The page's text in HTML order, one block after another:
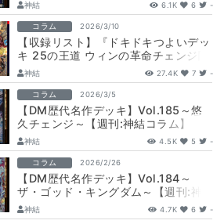
神結 6.1K 6 -
コラム 2026/3/10
【収録リスト】『ドキドキつよいデッ
キ 25の王道 ウィンの革命チェンジ闇
自然アビスデッキ』最速攻略！
【DM26…
神結 27.4K 7 -
コラム 2026/3/5
【DM歴代名作デッキ】Vol.185～悠
久チェンジ～【週刊:神結コラム】
神結 4.5K 5 -
コラム 2026/2/26
【DM歴代名作デッキ】Vol.184～
ザ・ゴッド・キングダム～【週刊:神
結コラム】
神結 4.7K 6 -